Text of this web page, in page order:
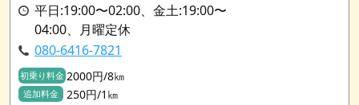
平日:19:00〜02:00、金土:19:00〜
04:00、月曜定休
080-6416-7821
初乗り料金 2000円/8㎞
追加料金 250円/1㎞